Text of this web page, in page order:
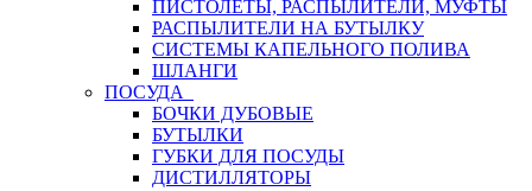
ПИСТОЛЕТЫ, РАСПЫЛИТЕЛИ, МУФТЫ
РАСПЫЛИТЕЛИ НА БУТЫЛКУ
СИСТЕМЫ КАПЕЛЬНОГО ПОЛИВА
ШЛАНГИ
ПОСУДА
БОЧКИ ДУБОВЫЕ
БУТЫЛКИ
ГУБКИ ДЛЯ ПОСУДЫ
ДИСТИЛЛЯТОРЫ